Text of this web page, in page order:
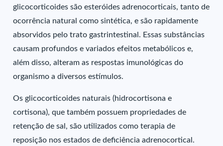
glicocorticoides são esteróides adrenocorticais, tanto de
ocorrência natural como sintética, e são rapidamente
absorvidos pelo trato gastrintestinal. Essas substâncias
causam profundos e variados efeitos metabólicos e,
além disso, alteram as respostas imunológicas do
organismo a diversos estímulos.
Os glicocorticoides naturais (hidrocortisona e
cortisona), que também possuem propriedades de
retenção de sal, são utilizados como terapia de
reposição nos estados de deficiência adrenocortical.